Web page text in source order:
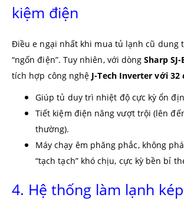
kiệm điện
Điều e ngại nhất khi mua tủ lạnh cũ dung
“ngốn điện”. Tuy nhiên, với dòngSharp SJ-
tích hợp công nghệ J-Tech Inverter với 32
Giúp tủ duy trì nhiệt độ cực kỳ ổn
Tiết kiệm điện năng vượt trội (lên
thường).
Máy chạy êm phăng phắc, không
“tạch tạch” khó chịu, cực kỳ bền bỉ
4. Hệ thống làm lạnh